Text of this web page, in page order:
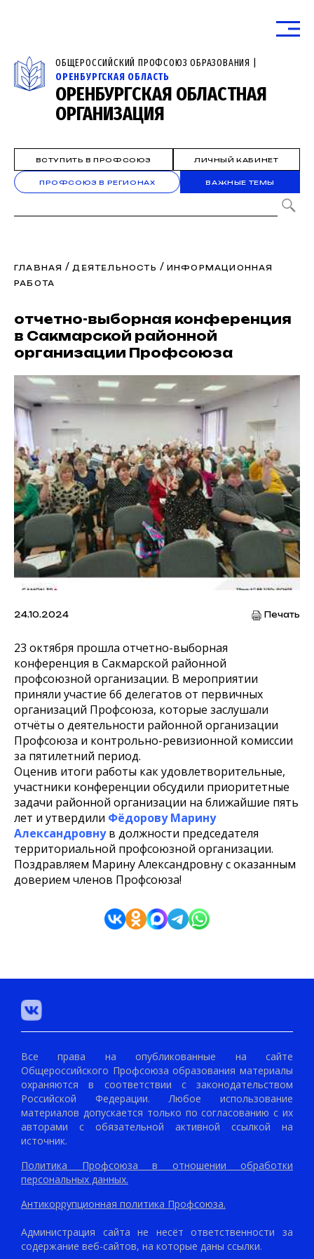
ОБЩЕРОССИЙСКИЙ ПРОФСОЮЗ ОБРАЗОВАНИЯ |
ОРЕНБУРГСКАЯ ОБЛАСТЬ
ОРЕНБУРГСКАЯ ОБЛАСТНАЯ
ОРГАНИЗАЦИЯ
ВСТУПИТЬ В ПРОФСОЮЗ ЛИЧНЫЙ КАБИНЕТ
ПРОФСОЮЗ В РЕГИОНАХ ВАЖНЫЕ ТЕМЫ
ГЛАВНАЯ /ДЕЯТЕЛЬНОСТЬ / ИНФОРМАЦИОННАЯ
РАБОТА
отчетно-выборная конференция
в Сакмарской районной
организации Профсоюза
24.10.2024 Печать
23 октября прошла отчетно-выборная
конференция в Сакмарской районной
профсоюзной организации. В мероприятии
приняли участие 66 делегатов от первичных
организаций Профсоюза, которые заслушали
отчёты о деятельности районной организации
Профсоюза и контрольно-ревизионной комиссии
за пятилетний период.
Оценив итоги работы как удовлетворительные,
участники конференции обсудили приоритетные
задачи районной организации на ближайшие пять
лет и утвердили Фёдорову Марину
Александровнув должности председателя
территориальной профсоюзной организации.
Поздравляем Марину Александровну с оказанным
доверием членов Профсоюза!
Все права на опубликованные на сайте
Общероссийского Профсоюза образования материалы
охраняются в соответствии с законодательством
Российской Федерации. Любое использование
материалов допускается только по согласованию с их
авторами с обязательной активной ссылкой на
источник.
Политика Профсоюза в отношении обработки
персональных данных.
Антикоррупционная политика Профсоюза.
Администрация сайта не несёт ответственности за
содержание веб-сайтов, на которые даны ссылки.